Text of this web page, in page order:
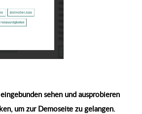
sehen und ausprobieren
um zur Demoseite zu gelangen.